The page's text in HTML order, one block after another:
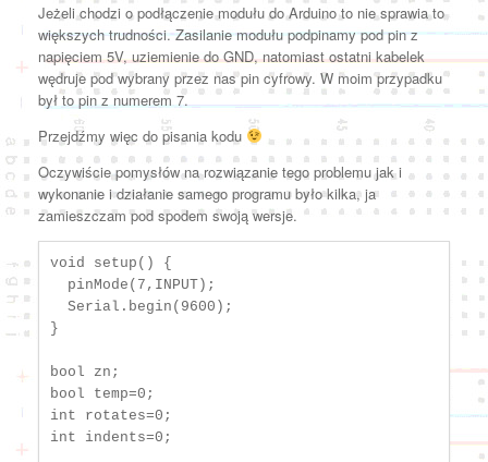
Jeżeli chodzi o podłączenie modułu do Arduino to nie sprawia to
większych trudności. Zasilanie modułu podpinamy pod pin z
napięciem 5V, uziemienie do GND, natomiast ostatni kabelek
wędruje pod wybrany przez nas pin cyfrowy. W moim przypadku
był to pin z numerem 7.
Przejdźmy więc do pisania kodu
Oczywiście pomysłów na rozwiązanie tego problemu jak i
wykonanie i działanie samego programu było kilka, ja
zamieszczam pod spodem swoją wersje.
void setup() {
  pinMode(7,INPUT);
  Serial.begin(9600);
}
bool zn;
bool temp=0;
int rotates=0;
int indents=0;